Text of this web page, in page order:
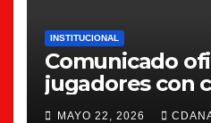
INSTITUCIONAL
Comunicado
jugadores con
la 26/27
MAYO 22, 2026